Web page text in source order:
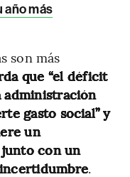
año más
son más
que “el déficit
administración
gasto social” y
un
con un
.